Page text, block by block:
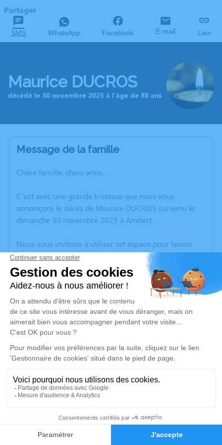
Faire-part Hommages
Partager
SMS WhatsApp Facebook E-mail Lien
Maurice DUCROS
décédé le 30 novembre 2025 à l'âge de 88 ans
Message de la famille
Chère famille, chers amis,
C’est avec une grande tristesse que nous vous
annonçons le décès de Maurice DUCROS survenu le
dimanche 30 novembre 2025 à Ambert.
Nous vous invitons à utiliser cet espace pour laisser
vos condoléances, partager des photos souvenirs, une
anecdote ou exprimer vos pensées à travers des
poèmes ou des textes. Cet endroit est un lieu
d'expression dédié à honorer la mémoire de Maurice
DUCROS.
Un service de plantation d’arbre hommage est
disponible ici.
Je rends hommage
Cérémonie religieuse
Église Notre Dame de la Nativité Puis St
Côme et St Damien de Fournols